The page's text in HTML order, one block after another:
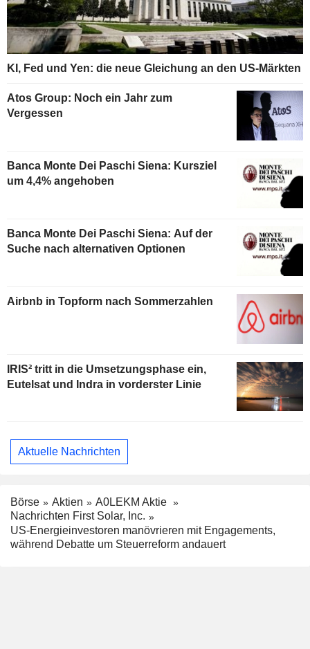
KI, Fed und Yen: die neue Gleichung an den US-Märkten
Atos Group: Noch ein Jahr zum
Vergessen
Banca Monte Dei Paschi Siena: Kursziel
um 4,4% angehoben
Banca Monte Dei Paschi Siena: Auf der
Suche nach alternativen Optionen
Airbnb in Topform nach Sommerzahlen
IRIS² tritt in die Umsetzungsphase ein,
Eutelsat und Indra in vorderster Linie
Aktuelle Nachrichten
Börse Aktien
A0LEKM Aktie
Nachrichten First Solar, Inc.
US-Energieinvestoren manövrieren mit Engagements,
während Debatte um Steuerreform andauert